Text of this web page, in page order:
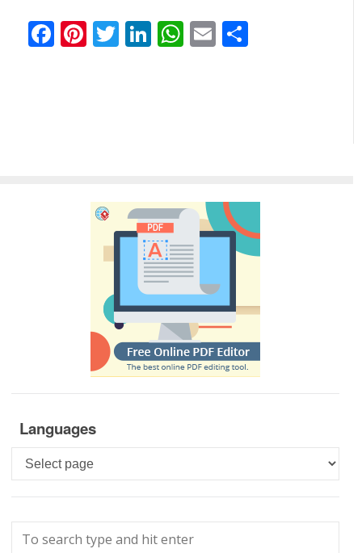
Facebook
Pinterest
Twitter
LinkedIn
WhatsApp
Email
Languages
Languages